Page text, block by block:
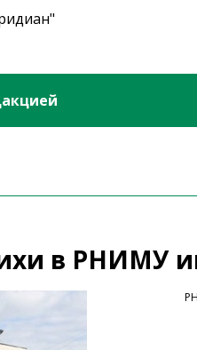
в РНИМУ